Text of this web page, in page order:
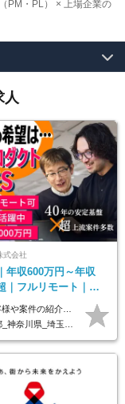
PM・PL） × 上場企業の
人
式会社
年収600万円～年収
｜フルリモート｜
変革期をリード＆自
ス
9万1040円以上)を含みます。超過した場合は全額追加支給します ◎試用期間3カ月あり(給与や福利厚生等は同じです) ＜年収例＞ 36歳／PL（元SE）／580万円 / 官公庁向けWebシステム開発 ※メンバーから2年でPLへ昇格 41歳／SL／616万円 / メーカー向けWebサイト開発 46歳／PL／742万円 / 金融情報連携システム開発 52歳 / PM / 952万円 / 信販システムの再構築 55歳 / PM / 910万円 / 製造業向け基盤構築開発
_栃木県_群馬県_新潟県_山梨県_長野県_富山県_石川県_福井県_静岡県_岐阜県_三重県_兵庫県_京都府_滋賀県_奈良県_和歌山県_広島県_岡山県_鳥取県_島根県_山口県_徳島県_香川県_愛媛県_高知県_福岡県_熊本県_佐賀県_長崎県_大分県_宮崎県_鹿児島県_沖縄県